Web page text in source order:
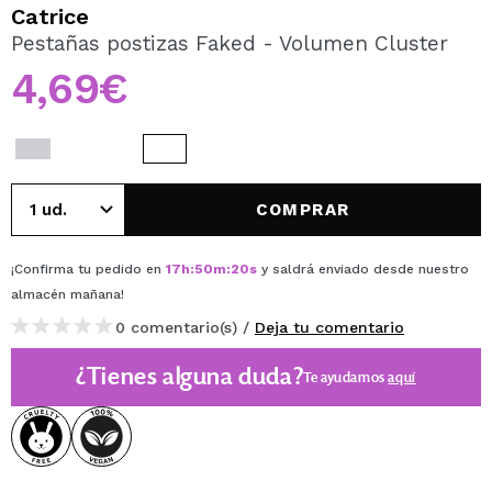
Al crear una cuenta en Maquillalia.com podrás realizar
tus compras rápidamente, revisar el estado de tus
pedidos y consultar tus operaciones anteriores.
CREAR CUENTA
Catrice
Pestañas postizas Faked - Volumen Cluster
4,69€
COMPRAR
¡Confirma tu pedido en 17h:50m:20s y saldrá enviado desde nuestro
almacén mañana!
0 comentario(s) / Deja tu comentario
¿Tienes alguna duda?Te ayudamosaquí